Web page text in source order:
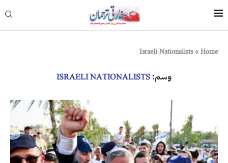
Home
»
Israeli Nationalists
وسم: ISRAELI NATIONALISTS